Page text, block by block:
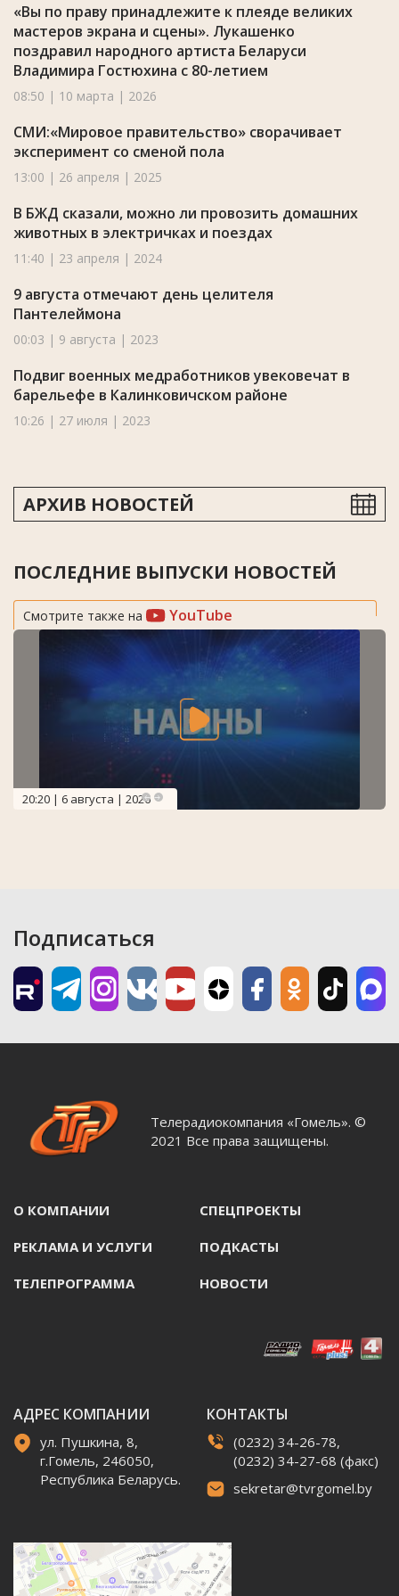
«Вы по праву принадлежите к плеяде великих
мастеров экрана и сцены». Лукашенко
поздравил народного артиста Беларуси
Владимира Гостюхина с 80-летием
08:50 | 10 марта | 2026
СМИ:«Мировое правительство» сворачивает
эксперимент со сменой пола
13:00 | 26 апреля | 2025
В БЖД сказали, можно ли провозить домашних
животных в электричках и поездах
11:40 | 23 апреля | 2024
9 августа отмечают день целителя
Пантелеймона
00:03 | 9 августа | 2023
Подвиг военных медработников увековечат в
барельефе в Калинковичском районе
10:26 | 27 июля | 2023
АРХИВ НОВОСТЕЙ
ПОСЛЕДНИЕ ВЫПУСКИ НОВОСТЕЙ
Смотрите также на YouTube
20:20 | 6 августа | 2026
Подписаться
Телерадиокомпания «Гомель». ©
2021 Все права защищены.
О КОМПАНИИ СПЕЦПРОЕКТЫ
РЕКЛАМА И УСЛУГИ ПОДКАСТЫ
ТЕЛЕПРОГРАММА НОВОСТИ
АДРЕС КОМПАНИИ
ул. Пушкина, 8,
г.Гомель, 246050,
Республика Беларусь.
КОНТАКТЫ
(0232) 34-26-78,
(0232) 34-27-68 (факс)
sekretar@tvrgomel.by